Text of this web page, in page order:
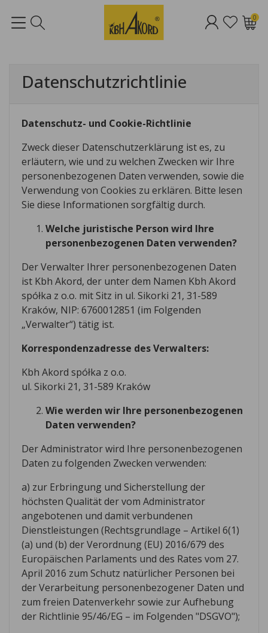
0
Datenschutzrichtlinie
Datenschutz- und Cookie-Richtlinie
Zweck dieser Datenschutzerklärung ist es, zu
erläutern, wie und zu welchen Zwecken wir Ihre
personenbezogenen Daten verwenden, sowie die
Verwendung von Cookies zu erklären. Bitte lesen
Sie diese Informationen sorgfältig durch.
Welche juristische Person wird Ihre
personenbezogenen Daten verwenden?
Der Verwalter Ihrer personenbezogenen Daten
ist Kbh Akord, der unter dem Namen Kbh Akord
spółka z o.o. mit Sitz in ul. Sikorki 21, 31-589
Kraków, NIP: 6760012851 (im Folgenden
„Verwalter“) tätig ist.
Korrespondenzadresse des Verwalters:
Kbh Akord spółka z o.o.
ul. Sikorki 21, 31-589 Kraków
Wie werden wir Ihre personenbezogenen
Daten verwenden?
Der Administrator wird Ihre personenbezogenen
Daten zu folgenden Zwecken verwenden:
a) zur Erbringung und Sicherstellung der
höchsten Qualität der vom Administrator
angebotenen und damit verbundenen
Dienstleistungen (Rechtsgrundlage – Artikel 6(1)
(a) und (b) der Verordnung (EU) 2016/679 des
Europäischen Parlaments und des Rates vom 27.
April 2016 zum Schutz natürlicher Personen bei
der Verarbeitung personenbezogener Daten und
zum freien Datenverkehr sowie zur Aufhebung
der Richtlinie 95/46/EG – im Folgenden "DSGVO");